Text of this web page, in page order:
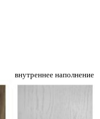
внутреннее наполнение